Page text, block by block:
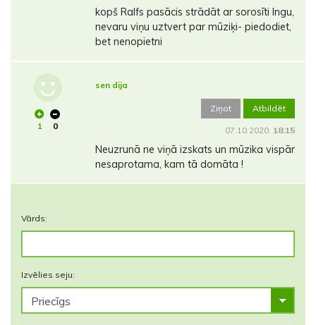
kopš Ralfs pasācis strādāt ar sorosīti Ingu,
nevaru viņu uztvert par mūziķi- piedodiet,
bet nenopietni
1 0
sen dija
Ziņot Atbildēt
07.10.2020. 18:15
Neuzrunā ne viņā izskats un mūzika vispār
nesaprotama, kam tā domāta !
Vārds:
Izvēlies seju: